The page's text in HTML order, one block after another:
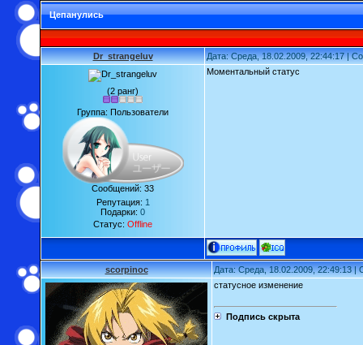
Цепанулись
Dr_strangeluv Дата: Среда, 18.02.2009, 22:44:17 |
(2 ранг)
Группа: Пользователи
Сообщений: 33
Репутация: 1
Подарки: 0
Статус: Offline
Моментальный статус
scorpinoc Дата: Среда, 18.02.2009, 22:49:13
статусное изменение
Подпись скрыта